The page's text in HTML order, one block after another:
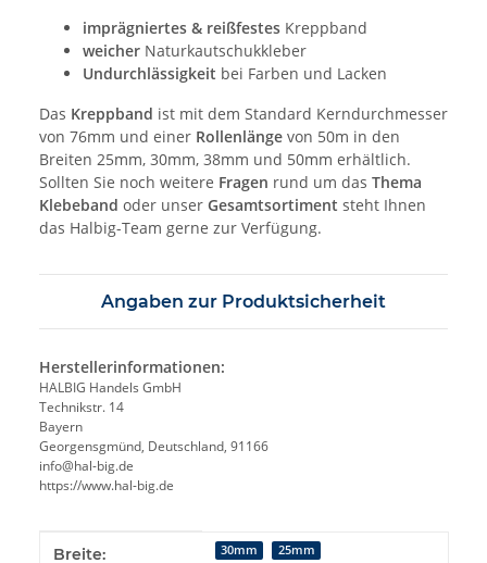
imprägniertes & reißfestes Kreppband
weicher Naturkautschukkleber
Undurchlässigkeit bei Farben und Lacken
Das Kreppband ist mit dem Standard Kerndurchmesser
von 76mm und einer Rollenlänge von 50m in den
Breiten 25mm, 30mm, 38mm und 50mm erhältlich.
Sollten Sie noch weitere Fragen rund um das Thema
Klebeband oder unser Gesamtsortiment steht Ihnen
das Halbig-Team gerne zur Verfügung.
Angaben zur Produktsicherheit
Herstellerinformationen:
HALBIG Handels GmbH
Technikstr. 14
Bayern
Georgensgmünd, Deutschland, 91166
info@hal-big.de
https://www.hal-big.de
Produkteigenschaft
Wert
Breite: 30mm 25mm